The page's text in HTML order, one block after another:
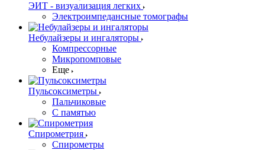
ЭИТ - визуализация легких
Электроимпедансные томографы
Небулайзеры и ингаляторы
Компрессорные
Микропомповые
Еще
Пульсоксиметры
Пальчиковые
С памятью
Спирометрия
Спирометры